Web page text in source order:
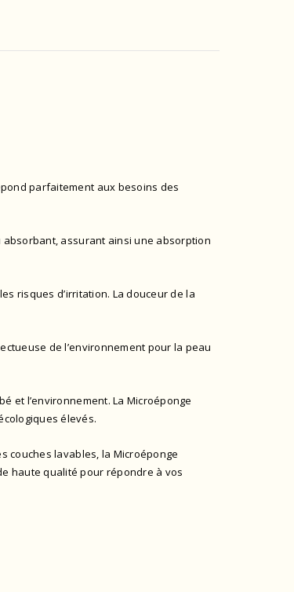
parfaitement aux besoins des
absorbant, assurant ainsi une absorption
risques d’irritation. La douceur de la
de l’environnement pour la peau
et l’environnement. La Microéponge
élevés.
couches lavables, la Microéponge
haute qualité pour répondre à vos